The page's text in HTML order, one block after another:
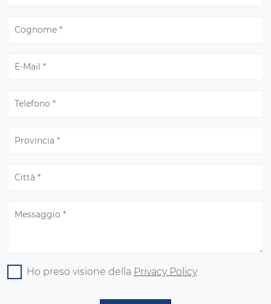
Ho preso visione della Privacy Policy